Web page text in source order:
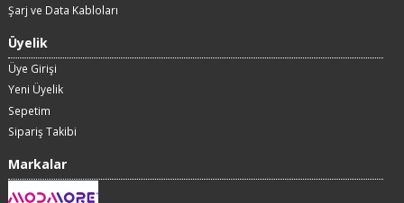
Şarj ve Data Kabloları
Üyelik
Üye Girişi
Yeni Üyelik
Sepetim
Sipariş Takibi
Markalar